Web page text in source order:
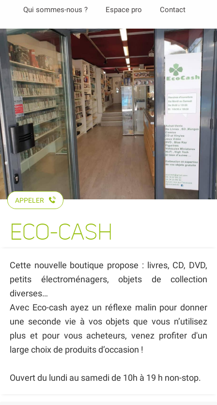
contenu
principal
Qui sommes-nous ? Espace pro Contact
APPELER
ECO-CASH
Cette nouvelle boutique propose : livres, CD, DVD,
petits électroménagers, objets de collection
diverses…
Avec Eco-cash ayez un réflexe malin pour donner
une seconde vie à vos objets que vous n’utilisez
plus et pour vous acheteurs, venez profiter d'un
large choix de produits d’occasion !
Ouvert du lundi au samedi de 10h à 19 h non-stop.